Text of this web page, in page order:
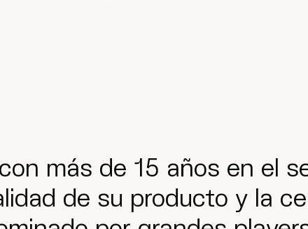
más de 15 años en el
de su producto y la